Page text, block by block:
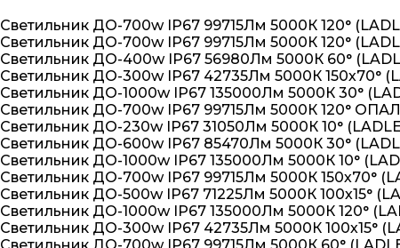
Светильник ДО-700w IP67 99715Лм 5000К 120°
Светильник ДО-700w IP67 99715Лм 5000К 120°
Светильник ДО-400w IP67 56980Лм 5000К 60°
Светильник ДО-300w IP67 42735Лм 5000К 150х70°
Светильник ДО-1000w IP67 135000Лм 5000К 30°
Светильник ДО-700w IP67 99715Лм 5000К 120°
Светильник ДО-230w IP67 31050Лм 5000К 10°
Светильник ДО-600w IP67 85470Лм 5000К 30°
Светильник ДО-1000w IP67 135000Лм 5000К 10°
Светильник ДО-700w IP67 99715Лм 5000К 150х70°
Светильник ДО-500w IP67 71225Лм 5000К 100х15°
Светильник ДО-1000w IP67 135000Лм 5000К 120°
Светильник ДО-300w IP67 42735Лм 5000К 100х15°